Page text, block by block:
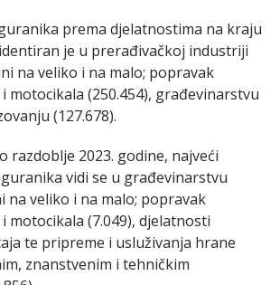
prema djelatnostima na kraju
je u prerađivačkoj industriji
na veliko i na malo; popravak
motocikala (250.454), građevinarstvu
(127.678).
razdoblje 2023. godine, najveći
vidi se u građevinarstvu
na veliko i na malo; popravak
motocikala (7.049), djelatnosti
te pripreme i usluživanja hrane
znanstvenim i tehničkim